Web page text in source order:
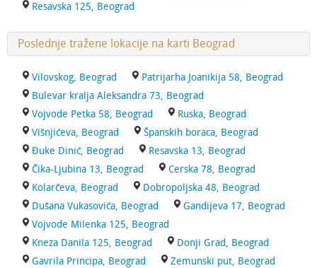
Resavska 125, Beograd
Poslednje tražene lokacije na karti Beograd
Vilovskog, Beograd
Patrijarha Joanikija 58, Beograd
Bulevar kralja Aleksandra 73, Beograd
Vojvode Petka 58, Beograd
Ruska, Beograd
Višnjićeva, Beograd
Španskih boraca, Beograd
Đuke Dinić, Beograd
Resavska 13, Beograd
Čika-Ljubina 13, Beograd
Cerska 78, Beograd
Kolarčeva, Beograd
Dobropoljska 48, Beograd
Dušana Vukasovića, Beograd
Gandijeva 17, Beograd
Vojvode Milenka 125, Beograd
Kneza Danila 125, Beograd
Donji Grad, Beograd
Gavrila Principa, Beograd
Zemunski put, Beograd